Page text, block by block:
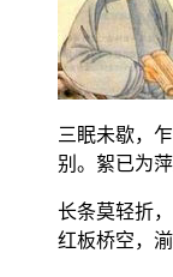
三眠未歇，
别。絮已为
长条莫轻折
红板桥空，